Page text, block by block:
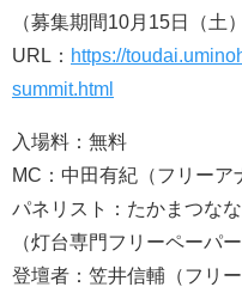
（募集期間10月15日（土
URL： https://
summit.html
入場料：無料
MC：中田有紀（フリーア
パネリスト：たかまつな
（灯台専門フリーペーパ
登壇者：笠井信輔（フリ